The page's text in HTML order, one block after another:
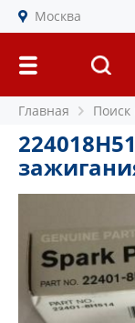
Москва
Главная